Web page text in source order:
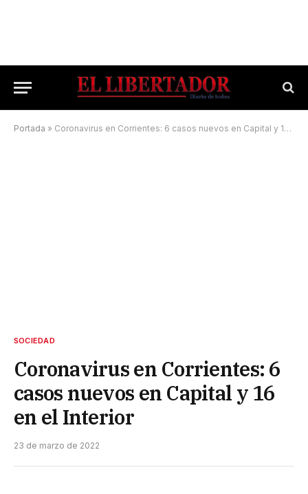
Portada » Coronavirus en Corrientes: 6 casos nuevos en Capital y 16 en el Interior
SOCIEDAD
Coronavirus en Corrientes: 6
casos nuevos en Capital y 16
en el Interior
23 de marzo de 2022